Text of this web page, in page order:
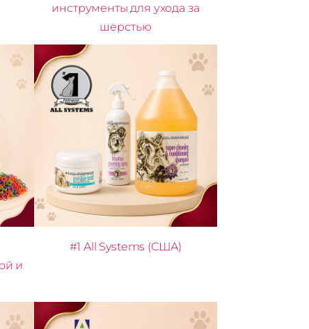
инструменты для ухода за
шерстью
и
#1 All Systems (США)